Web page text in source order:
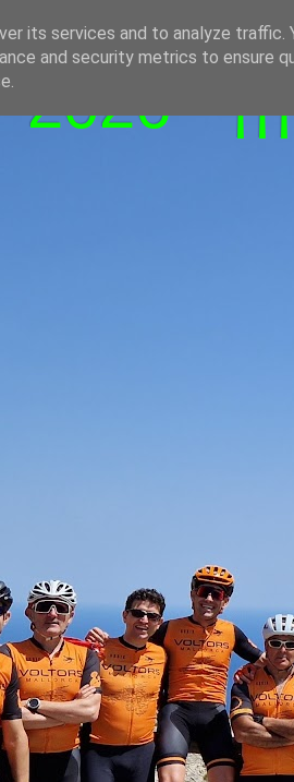
-
its services and to analyze traffic.
and security metrics to ensure